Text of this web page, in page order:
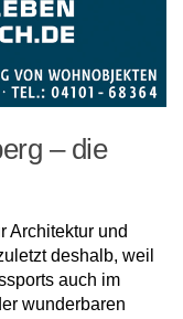
– die
Architektur und
deshalb, weil
auch im
wunderbaren